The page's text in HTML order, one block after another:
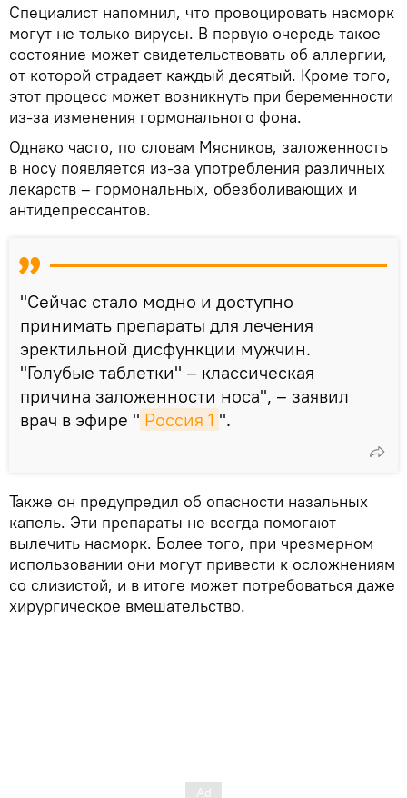
Специалист напомнил, что провоцировать насморк
могут не только вирусы. В первую очередь такое
состояние может свидетельствовать об аллергии,
от которой страдает каждый десятый. Кроме того,
этот процесс может возникнуть при беременности
из-за изменения гормонального фона.
Однако часто, по словам Мясников, заложенность
в носу появляется из-за употребления различных
лекарств – гормональных, обезболивающих и
антидепрессантов.
"Сейчас стало модно и доступно
принимать препараты для лечения
эректильной дисфункции мужчин.
"Голубые таблетки" – классическая
причина заложенности носа", – заявил
врач в эфире " Россия 1 ".
Также он предупредил об опасности назальных
капель. Эти препараты не всегда помогают
вылечить насморк. Более того, при чрезмерном
использовании они могут привести к осложнениям
со слизистой, и в итоге может потребоваться даже
хирургическое вмешательство.